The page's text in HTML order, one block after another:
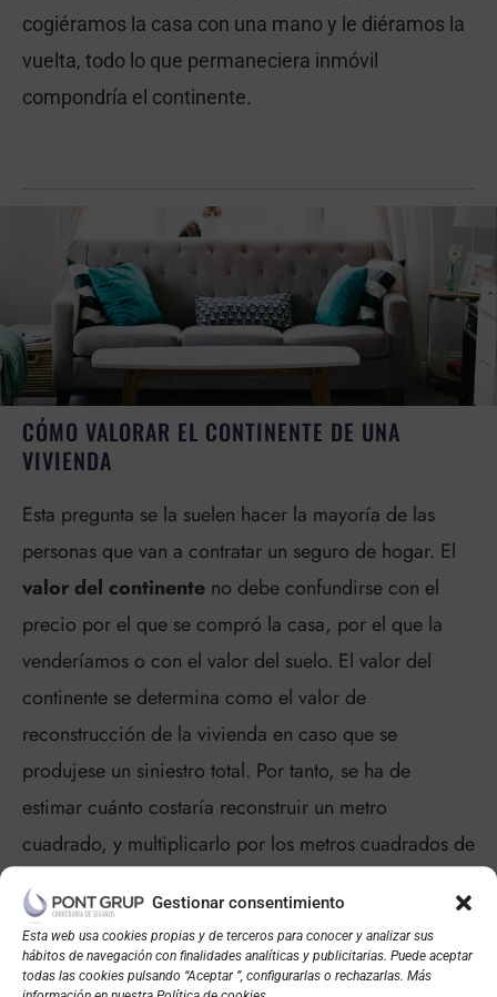
Gestionar consentimiento
Esta web usa cookies propias y de terceros para conocer y analizar sus
hábitos de navegación con finalidades analíticas y publicitarias. Puede aceptar
todas las cookies pulsando “Aceptar ”, configurarlas o rechazarlas. Más
cogiéramos la casa con una mano y le diéramos la
vuelta, todo lo que permaneciera inmóvil
compondría el continente.
CÓMO VALORAR EL CONTINENTE DE UNA
VIVIENDA
Esta pregunta se la suelen hacer la mayoría de las
personas que van a contratar un seguro de hogar. El
valor del continente no debe confundirse con el
precio por el que se compró la casa, por el que la
venderíamos o con el valor del suelo. El valor del
continente se determina como el valor de
reconstrucción de la vivienda en caso que se
produjese un siniestro total. Por tanto, se ha de
estimar cuánto costaría reconstruir un metro
cuadrado, y multiplicarlo por los metros cuadrados de